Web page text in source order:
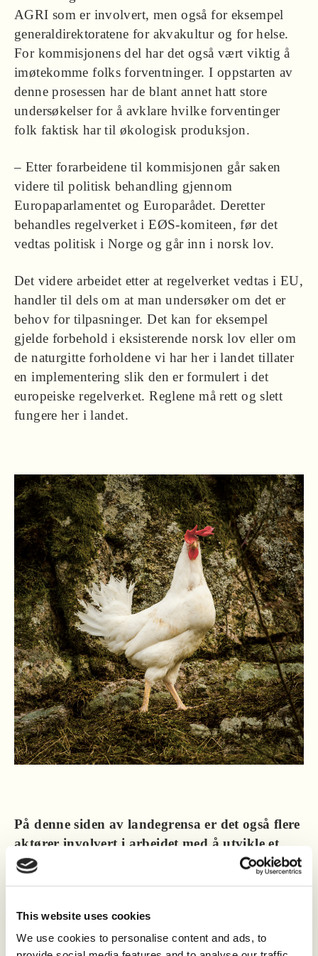
This website uses cookies
We use cookies to personalise content and ads, to
AGRI som er involvert, men også for eksempel
generaldirektoratene for akvakultur og for helse.
For kommisjonens del har det også vært viktig å
imøtekomme folks forventninger. I oppstarten av
denne prosessen har de blant annet hatt store
undersøkelser for å avklare hvilke forventinger
folk faktisk har til økologisk produksjon.
– Etter forarbeidene til kommisjonen går saken
videre til politisk behandling gjennom
Europaparlamentet og Europarådet. Deretter
behandles regelverket i EØS-komiteen, før det
vedtas politisk i Norge og går inn i norsk lov.
Det videre arbeidet etter at regelverket vedtas i EU,
handler til dels om at man undersøker om det er
behov for tilpasninger. Det kan for eksempel
gjelde forbehold i eksisterende norsk lov eller om
de naturgitte forholdene vi har her i landet tillater
en implementering slik den er formulert i det
europeiske regelverket. Reglene må rett og slett
fungere her i landet.
På denne siden av landegrensa er det også flere
aktører involvert i arbeidet med å utvikle et
nytt regelverk. En av dem er
– Regelverksutvalget er et rådgivende utvalg for